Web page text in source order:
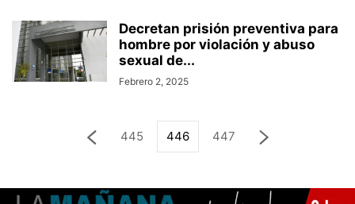
Decretan prisión preventiva para
hombre por violación y abuso
sexual de...
Febrero 2, 2025
445 446 447